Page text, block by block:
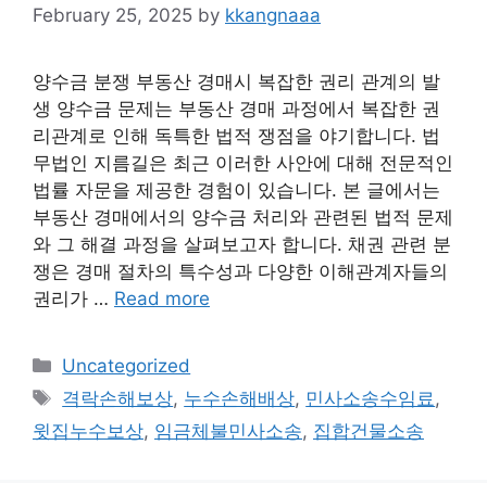
February 25, 2025 by kkangnaaa
양수금 분쟁 부동산 경매시 복잡한 권리 관계의 발
생 양수금 문제는 부동산 경매 과정에서 복잡한 권
리관계로 인해 독특한 법적 쟁점을 야기합니다. 법
무법인 지름길은 최근 이러한 사안에 대해 전문적인
법률 자문을 제공한 경험이 있습니다. 본 글에서는
부동산 경매에서의 양수금 처리와 관련된 법적 문제
와 그 해결 과정을 살펴보고자 합니다. 채권 관련 분
쟁은 경매 절차의 특수성과 다양한 이해관계자들의
권리가 … Read more
Categories
Uncategorized
Tags
격락손해보상, 누수손해배상, 민사소송수임료 ,
윗집누수보상, 임금체불민사소송, 집합건물소송